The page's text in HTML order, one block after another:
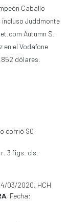
Caballo
incluso Juddmonte
Autumn S.
en el Vodafone
dólares.
corrió $0
3 figs. cls.
03/2020, HCH
, Fecha: